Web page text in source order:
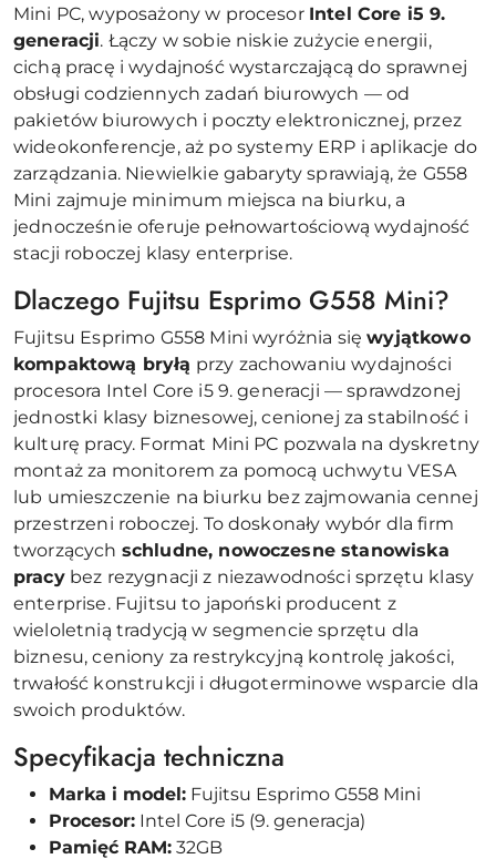
Mini PC, wyposażony w procesor Intel Core i5 9.
generacji. Łączy w sobie niskie zużycie energii,
cichą pracę i wydajność wystarczającą do sprawnej
obsługi codziennych zadań biurowych — od
pakietów biurowych i poczty elektronicznej, przez
wideokonferencje, aż po systemy ERP i aplikacje do
zarządzania. Niewielkie gabaryty sprawiają, że G558
Mini zajmuje minimum miejsca na biurku, a
jednocześnie oferuje pełnowartościową wydajność
stacji roboczej klasy enterprise.
Dlaczego Fujitsu Esprimo G558 Mini?
Fujitsu Esprimo G558 Mini wyróżnia sięwyjątkowo
kompaktową bryłą przy zachowaniu wydajności
procesora Intel Core i5 9. generacji — sprawdzonej
jednostki klasy biznesowej, cenionej za stabilność i
kulturę pracy. Format Mini PC pozwala na dyskretny
montaż za monitorem za pomocą uchwytu VESA
lub umieszczenie na biurku bez zajmowania cennej
przestrzeni roboczej. To doskonały wybór dla firm
tworzących schludne, nowoczesne stanowiska
pracybez rezygnacji z niezawodności sprzętu klasy
enterprise. Fujitsu to japoński producent z
wieloletnią tradycją w segmencie sprzętu dla
biznesu, ceniony za restrykcyjną kontrolę jakości,
trwałość konstrukcji i długoterminowe wsparcie dla
swoich produktów.
Specyfikacja techniczna
Marka i model: Fujitsu Esprimo G558 Mini
Procesor: Intel Core i5 (9. generacja)
Pamięć RAM: 32GB